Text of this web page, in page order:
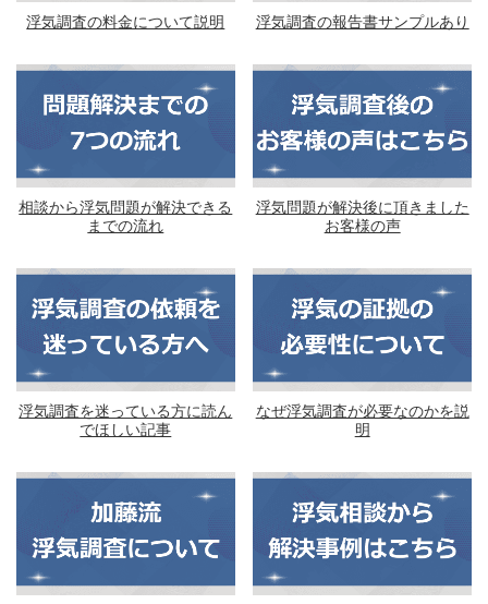
浮気調査の料金について説明 浮気調査の報告書サンプルあり
相談から浮気問題が解決できる
までの流れ
浮気問題が解決後に頂きました
お客様の声
浮気調査を迷っている方に読ん
でほしい記事
なぜ浮気調査が必要なのかを説
明